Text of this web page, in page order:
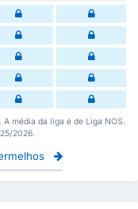
média da liga é de Liga NOS.
2026.